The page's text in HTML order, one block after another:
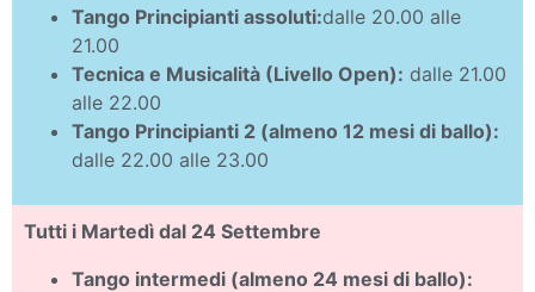
Tango Principianti assoluti:dalle 20.00 alle
21.00
Tecnica e Musicalità (Livello Open): dalle 21.00
alle 22.00
Tango Principianti 2 (almeno 12 mesi di ballo):
dalle 22.00 alle 23.00
Tutti i Martedì dal 24 Settembre
Tango intermedi (almeno 24 mesi di ballo):